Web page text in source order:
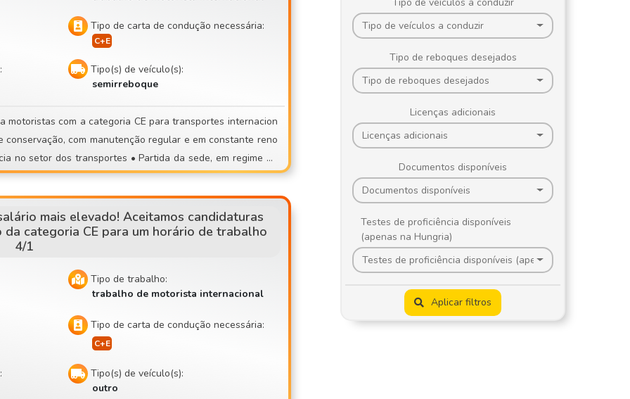
estás farto de trabalhos de carga e
de trabalho imprevisível, junta-te a uma equipa estável! 📞
a uma entrevista presencial!
Tipo de carta de condução necessária:
Tipo(s) de veículo(s):
semirreboque
rotas: AT, DE, NL, SK, CZ
mais elevado! Aceitamos candidaturas
categoria CE para um horário de trabalho
4/1
Tipo de trabalho:
trabalho de motorista internacional
Tipo de carta de condução necessária:
Tipo(s) de veículo(s):
outro
Tipo de veículos a conduzir
Tipo de reboques desejados
Tipo de reboques desejados
Licenças adicionais
Licenças adicionais
Documentos disponíveis
Documentos disponíveis
Testes de proficiência disponíveis
(apenas na Hungria)
Testes de proficiência disponíveis (apenas na Hungria)
Aplicar filtros